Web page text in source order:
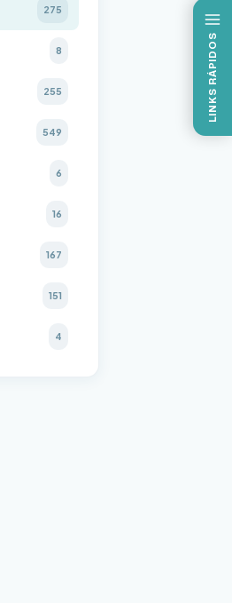
275
8
255
549
6
16
167
151
4
LINKS RÁPIDOS